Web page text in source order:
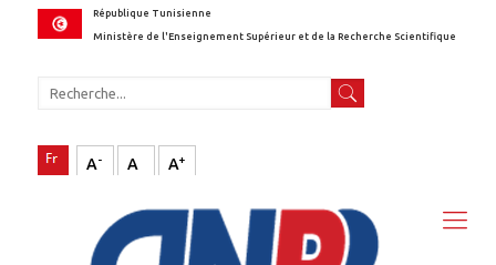
République Tunisienne
Ministère de l'Enseignement Supérieur et de la Recherche Scientifique
A- A A+